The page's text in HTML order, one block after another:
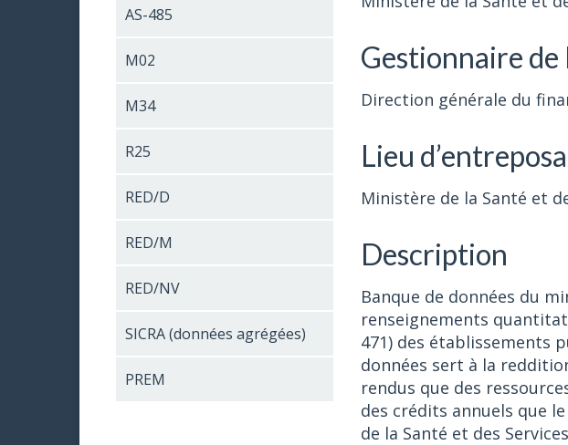
AS-485
M02
M34
R25
RED/D
RED/M
RED/NV
SICRA (données agrégées)
PREM
Gestionnaire de
Direction générale du
Lieu
Ministère de la Santé et
Description
Banque de données du
renseignements
471) des établissements
données sert à la
rendus que des
des crédits annuels que
de la Santé et des